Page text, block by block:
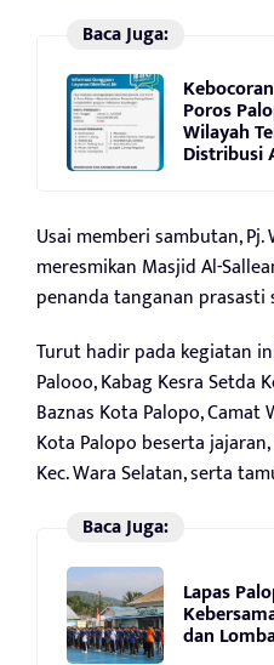
Baca Juga:
Poros
Wilayah
Distribusi
Usai memberi sambutan,
meresmikan Masjid Al-
penanda tanganan
Turut hadir pada kegiatan
Palooo, Kabag Kesra Setda
Baznas Kota Palopo, Camat
Kota Palopo beserta
Kec. Wara Selatan, serta
Baca Juga:
Lapas
dan